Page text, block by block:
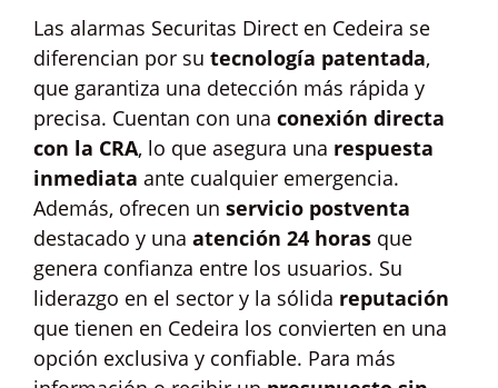
Las alarmas Securitas Direct en Cedeira se
diferencian por su tecnología patentada,
que garantiza una detección más rápida y
precisa. Cuentan con una conexión directa
con la CRA, lo que asegura una respuesta
inmediata ante cualquier emergencia.
Además, ofrecen un servicio postventa
destacado y una atención 24 horas que
genera confianza entre los usuarios. Su
liderazgo en el sector y la sólida reputación
que tienen en Cedeira los convierten en una
opción exclusiva y confiable. Para más